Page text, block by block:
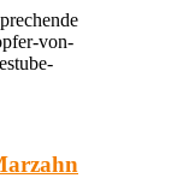
von-